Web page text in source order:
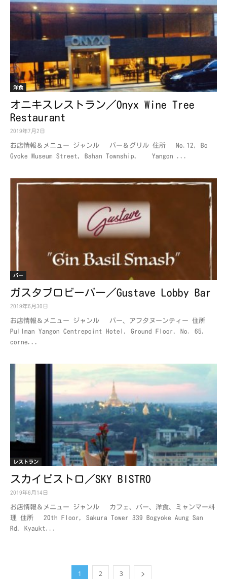
洋食
オニキスレストラン／Onyx Wine Tree
Restaurant
2019年7月2日
お店情報＆メニュー ジャンル バー＆グリル 住所 No.12, Bo
Gyoke Museum Street, Bahan Township, Yangon ...
バー
ガスタブロビーバー／Gustave Lobby Bar
2019年6月30日
お店情報＆メニュー ジャンル バー、アフタヌーンティー 住所
Pullman Yangon Centrepoint Hotel, Ground Floor, No. 65,
corne...
レストラン
スカイビストロ／SKY BISTRO
2019年6月14日
お店情報＆メニュー ジャンル カフェ、バー、洋食、ミャンマー料
理 住所 20th Floor, Sakura Tower 339 Bogyoke Aung San
Rd, Kyaukt...
1 2 3